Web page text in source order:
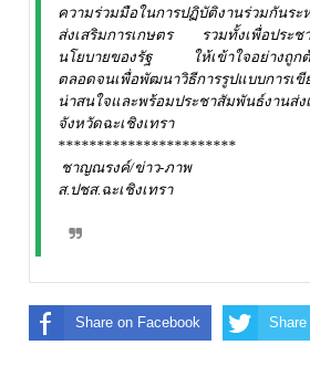
ความร่วมมือในการปฏิบัติงานร่วมกันระ
ส่งเสริมการเกษตร รวมทั้งเพื่อประช
นโยบายของรัฐ ให้เข้าใจอย่างถูกต้
ตลอดจนเพื่อพัฒนาวิธีการรูปแบบการเขี
น่าสนใจและพร้อมประชาสัมพันธ์งานส่ง
จังหวัดฉะเชิงเทรา
***********************
ชาญณรงค์/ข่าว-ภาพ
ส.ปชส.ฉะเชิงเทรา
Share on Facebook